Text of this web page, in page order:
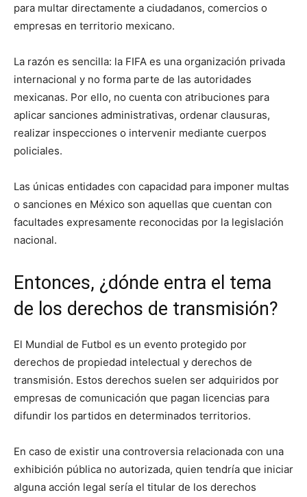
para multar directamente a ciudadanos, comercios o
empresas en territorio mexicano.
La razón es sencilla: la FIFA es una organización privada
internacional y no forma parte de las autoridades
mexicanas. Por ello, no cuenta con atribuciones para
aplicar sanciones administrativas, ordenar clausuras,
realizar inspecciones o intervenir mediante cuerpos
policiales.
Las únicas entidades con capacidad para imponer multas
o sanciones en México son aquellas que cuentan con
facultades expresamente reconocidas por la legislación
nacional.
Entonces, ¿dónde entra el tema
de los derechos de transmisión?
El Mundial de Futbol es un evento protegido por
derechos de propiedad intelectual y derechos de
transmisión. Estos derechos suelen ser adquiridos por
empresas de comunicación que pagan licencias para
difundir los partidos en determinados territorios.
En caso de existir una controversia relacionada con una
exhibición pública no autorizada, quien tendría que iniciar
alguna acción legal sería el titular de los derechos